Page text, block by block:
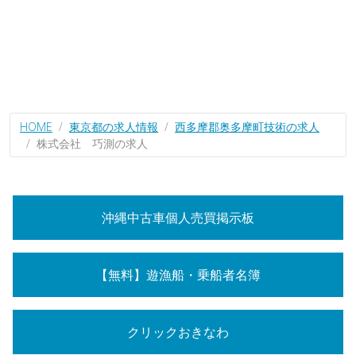
HOME 東京都の求人情報
西多摩郡奥多摩町技術の求人
株式会社 巧測の求人
沖縄中古車個人売買掲示板
【無料】遊漁船・乗船者名簿
クリックおきなわ